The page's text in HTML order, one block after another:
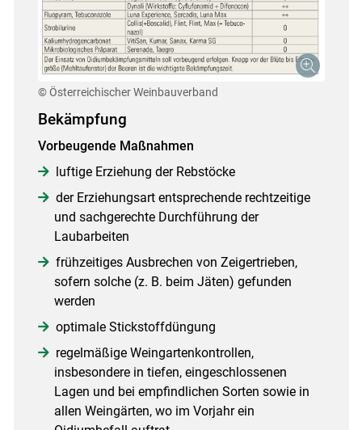
Skip to main content
© Österreichischer Weinbauverband
Bekämpfung
Vorbeugende Maßnahmen
luftige Erziehung der Rebstöcke
der Erziehungsart entsprechende rechtzeitige
und sachgerechte Durchführung der
Laubarbeiten
frühzeitiges Ausbrechen von Zeigertrieben,
sofern solche (z. B. beim Jäten) gefunden
werden
optimale Stickstoffdüngung
regelmäßige Weingartenkontrollen,
insbesondere in tiefen, eingeschlossenen
Lagen und bei empfindlichen Sorten sowie in
allen Weingärten, wo im Vorjahr ein